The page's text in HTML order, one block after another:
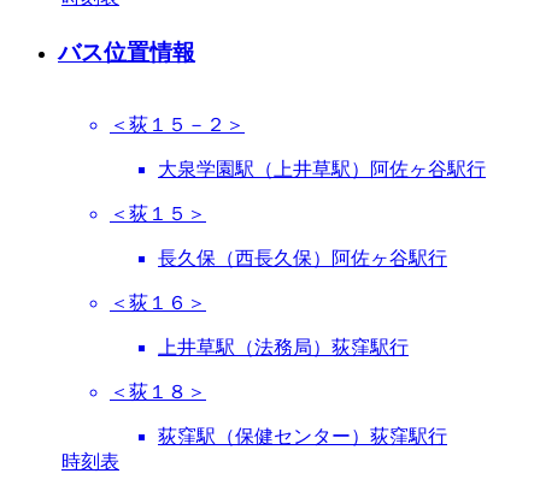
バス位置情報
＜荻１５－２＞
大泉学園駅（上井草駅）阿佐ヶ谷駅行
＜荻１５＞
長久保（西長久保）阿佐ヶ谷駅行
＜荻１６＞
上井草駅（法務局）荻窪駅行
＜荻１８＞
荻窪駅（保健センター）荻窪駅行
時刻表